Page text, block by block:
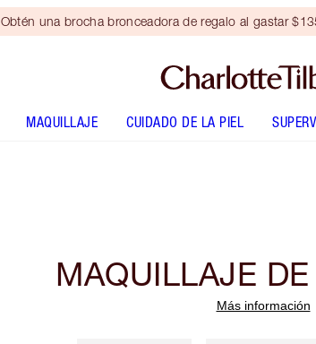
Obtén una brocha bronceadora de regalo al gastar
MAQUILLAJE CUIDADO DE LA PIEL
MAQUILLAJE
Más información